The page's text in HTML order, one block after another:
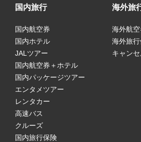
国内旅行
国内航空券
国内ホテル
JALツアー
国内航空券＋ホテル
国内パッケージツアー
エンタメツアー
レンタカー
高速バス
クルーズ
国内旅行保険
海外旅
海外航空
海外旅
キャン